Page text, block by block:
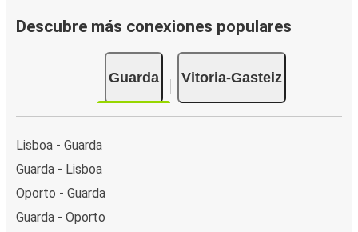
Descubre más conexiones populares
Guarda Vitoria-Gasteiz
Lisboa - Guarda
Guarda - Lisboa
Oporto - Guarda
Guarda - Oporto